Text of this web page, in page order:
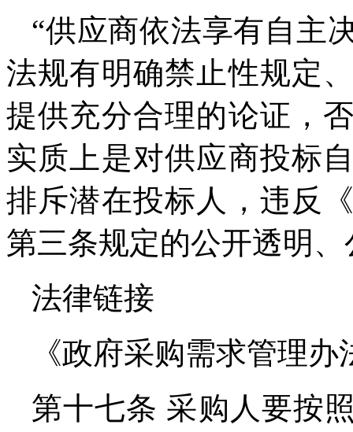
“供应商依法享有自主
法规有明确禁止性规定
提供充分合理的论证，
实质上是对供应商投标
排斥潜在投标人，违反
第三条规定的公开透明
法律链接
《政府采购需求管理
第十七条 采购人要按